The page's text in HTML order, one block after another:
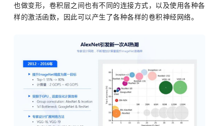
也做变形，卷积层之间也有不同的连接方式，以及使用各种各
样的激活函数，因此可以产生了各种各样的卷积神经网络。